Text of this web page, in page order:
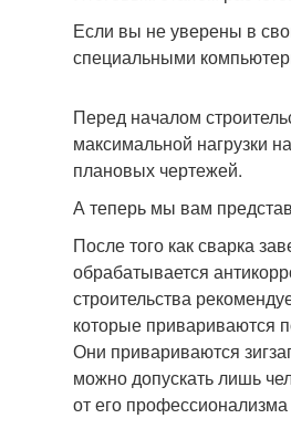
Если вы не уверены в
специальными
Перед началом
максимальной нагрузки
плановых чертежей.
А теперь мы вам
После того как сварка
обрабатывается
строительства
которые привариваются
Они привариваются
можно допускать лишь
от его